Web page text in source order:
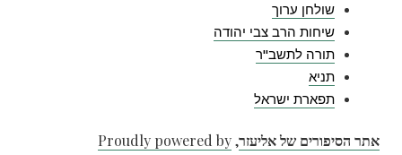
שולחן ערוך
שיחות הרב צבי יהודה
תורה לתשב"ר
תניא
תפארת ישראל
אתר הסיפורים של אליעזר,
Proudly powered by